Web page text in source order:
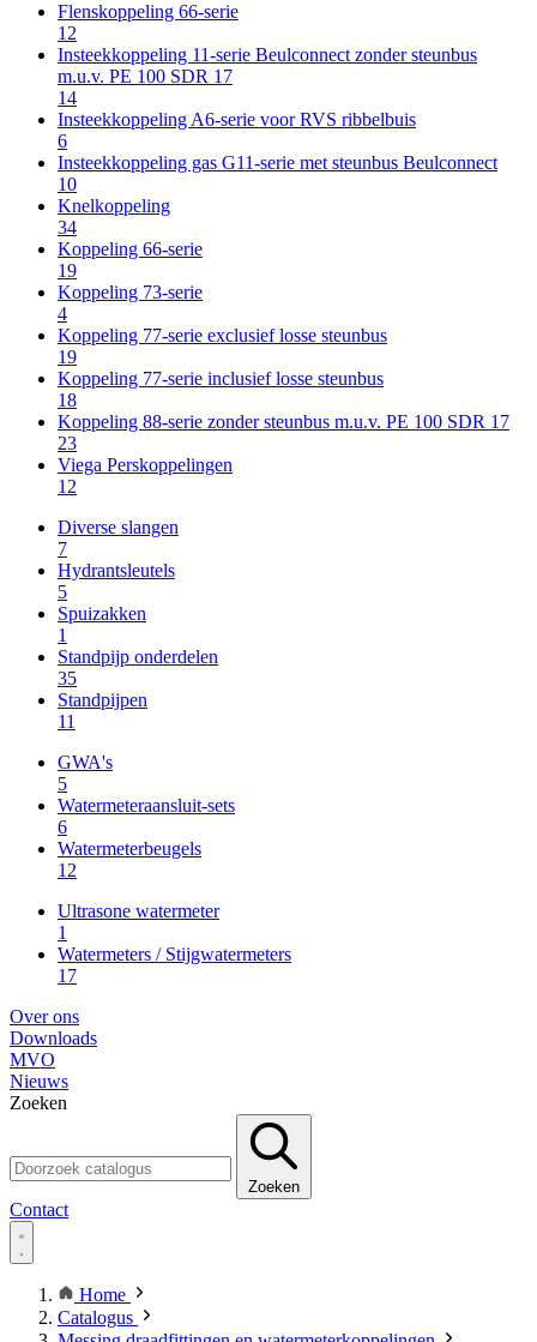
Flenskoppeling 66-serie
12
Insteekkoppeling 11-serie Beulconnect zonder steunbus
m.u.v. PE 100 SDR 17
14
Insteekkoppeling A6-serie voor RVS ribbelbuis
6
Insteekkoppeling gas G11-serie met steunbus Beulconnect
10
Knelkoppeling
34
Koppeling 66-serie
19
Koppeling 73-serie
4
Koppeling 77-serie exclusief losse steunbus
19
Koppeling 77-serie inclusief losse steunbus
18
Koppeling 88-serie zonder steunbus m.u.v. PE 100 SDR 17
23
Viega Perskoppelingen
12
Diverse slangen
7
Hydrantsleutels
5
Spuizakken
1
Standpijp onderdelen
35
Standpijpen
11
GWA's
5
Watermeteraansluit-sets
6
Watermeterbeugels
12
Ultrasone watermeter
1
Watermeters / Stijgwatermeters
17
Over ons
Downloads
MVO
Nieuws
Zoeken
Zoeken
Contact
Home
Catalogus